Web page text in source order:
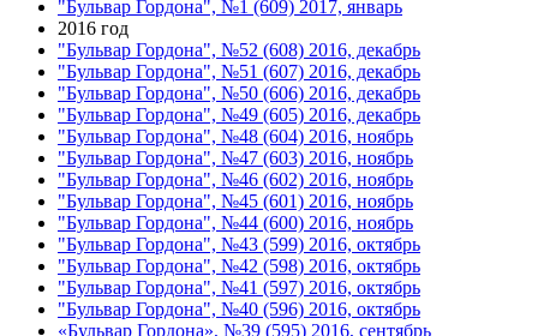
"Бульвар Гордона", №1 (609) 2017, январь
2016 год
"Бульвар Гордона", №52 (608) 2016, декабрь
"Бульвар Гордона", №51 (607) 2016, декабрь
"Бульвар Гордона", №50 (606) 2016, декабрь
"Бульвар Гордона", №49 (605) 2016, декабрь
"Бульвар Гордона", №48 (604) 2016, ноябрь
"Бульвар Гордона", №47 (603) 2016, ноябрь
"Бульвар Гордона", №46 (602) 2016, ноябрь
"Бульвар Гордона", №45 (601) 2016, ноябрь
"Бульвар Гордона", №44 (600) 2016, ноябрь
"Бульвар Гордона", №43 (599) 2016, октябрь
"Бульвар Гордона", №42 (598) 2016, октябрь
"Бульвар Гордона", №41 (597) 2016, октябрь
"Бульвар Гордона", №40 (596) 2016, октябрь
«Бульвар Гордона», №39 (595) 2016, сентябрь